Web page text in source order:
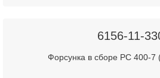
6156-11-
Форсунка в сборе PC 400-7